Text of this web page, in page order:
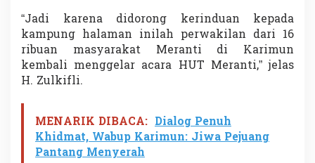
“Jadi karena didorong kerinduan kepada
kampung halaman inilah perwakilan dari 16
ribuan masyarakat Meranti di Karimun
kembali menggelar acara HUT Meranti,” jelas
H. Zulkifli.
MENARIK DIBACA: Dialog Penuh
Khidmat, Wabup Karimun: Jiwa Pejuang
Pantang Menyerah